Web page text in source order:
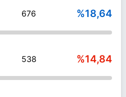
676 %18,64
538 %14,84